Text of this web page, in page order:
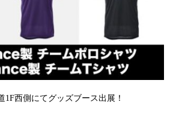
1F西側にてグッズブース出展！